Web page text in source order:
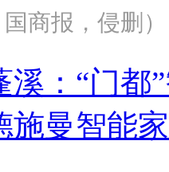
商报，侵删）
溪：“门都
施曼智能